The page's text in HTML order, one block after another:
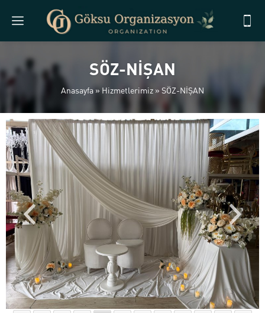
SÖZ-NİŞAN
Anasayfa »Hizmetlerimiz » SÖZ-NİŞAN